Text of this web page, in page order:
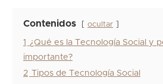
Contenidos ocultar
1 ¿Qué es la Tecnología Social y
importante?
2
Tipos de Tecnología Social